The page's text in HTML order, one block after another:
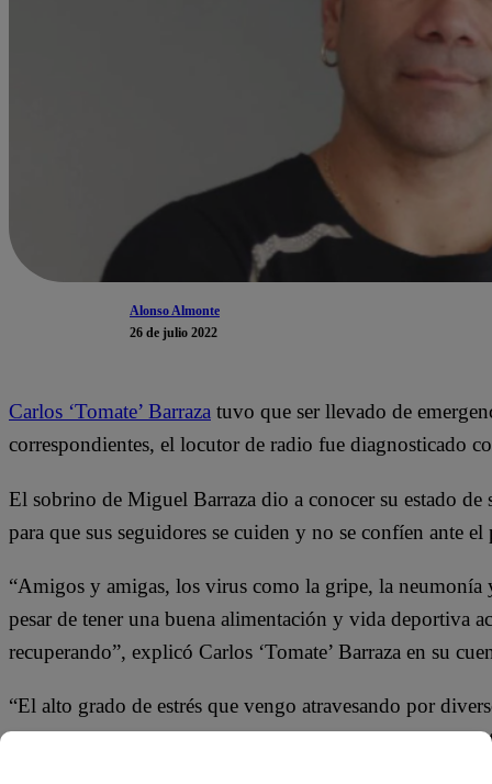
Alonso Almonte
26 de julio 2022
Carlos ‘Tomate’ Barraza tuvo que ser llevado de
correspondientes, el locutor de radio fue diagnosticado
El sobrino de Miguel Barraza dio a conocer su estado
para que sus seguidores se cuiden y no se confíen ante
“Amigos y amigas, los virus como la gripe, la neumonía
pesar de tener una buena alimentación y vida deportiva
recuperando”, explicó Carlos ‘Tomate’ Barraza en su
“El alto grado de estrés que vengo atravesando por
enfocarme en mi recuperación para seguir sacando